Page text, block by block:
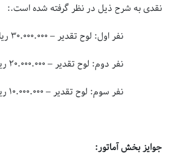
نقدی به شرح ذیل در نظر گرفته شده است.:
نفر اول: لوح تقدیر – ۳۰.۰۰۰.۰۰۰ ریال جایزه نقدی
نفر دوم: لوح تقدیر – ۲۰.۰۰۰.۰۰۰ ریال جایزه نقدی
نفر سوم: لوح تقدیر – ۱۰.۰۰۰.۰۰۰ ریال جایزه نقدی
جوایز بخش آماتور: